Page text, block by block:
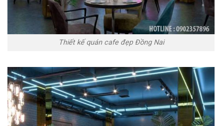
Thiết kế quán cafe đẹp Đồng Nai